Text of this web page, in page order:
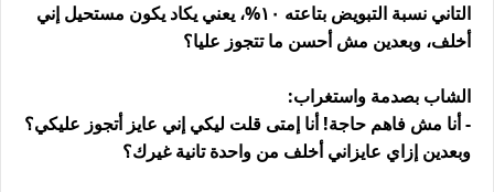
التاني نسبة التبويض بتاعته ١٠%، يعني يكاد يكون مستحيل إني
أخلف، وبعدين مش أحسن ما تتجوز عليا؟
الشاب بصدمة واستغراب:
- أنا مش فاهم حاجة! أنا إمتى قلت ليكي إني عايز أتجوز عليكي؟
وبعدين إزاي عايزاني أخلف من واحدة تانية غيرك؟